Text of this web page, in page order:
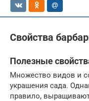
Свойства
Полезные
Множество видов и
украшения сада.
правило,